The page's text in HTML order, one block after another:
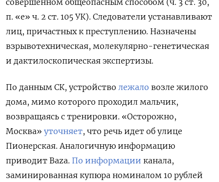
совершенном общеопасным способом (ч. 3 ст. 30,
п. «е» ч. 2 ст. 105 УК). Следователи устанавливают
лиц, причастных к преступлению. Назначены
взрывотехническая, молекулярно-генетическая
и дактилоскопическая экспертизы.
По данным СК, устройство лежало возле жилого
дома, мимо которого проходил мальчик,
возвращаясь с тренировки. «Осторожно,
Москва» уточняет, что речь идет об улице
Пионерская. Аналогичную информацию
приводит Baza. По информации канала,
заминированная купюра номиналом 10 рублей